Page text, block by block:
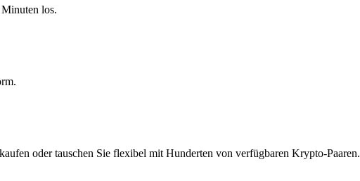
los.
oder tauschen Sie flexibel mit Hunderten von verfügbaren Krypto-Paaren.